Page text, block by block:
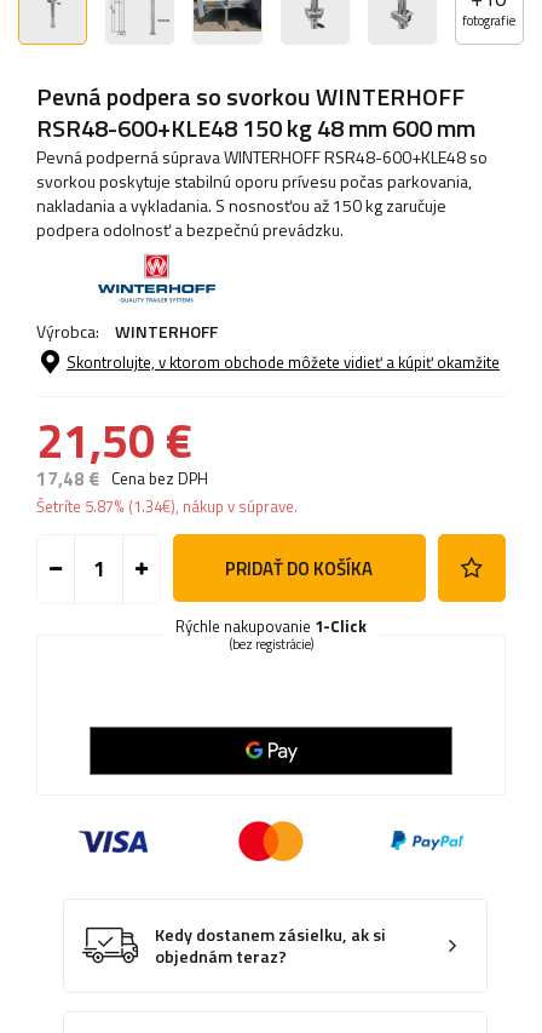
fotografie
Pevná podpera so svorkou WINTERHOFF
RSR48-600+KLE48 150 kg 48 mm 600 mm
Pevná podperná súprava WINTERHOFF RSR48-600+KLE48 so
svorkou poskytuje stabilnú oporu prívesu počas parkovania,
nakladania a vykladania. S nosnosťou až 150 kg zaručuje
podpera odolnosť a bezpečnú prevádzku.
Výrobca: WINTERHOFF
Skontrolujte, v ktorom obchode môžete vidieť a kúpiť okamžite
21,50 €
17,48 € Cena bez DPH
Šetríte 5.87% (1.34€), nákup v súprave.
PRIDAŤ DO KOŠÍKA
Rýchle nakupovanie 1-Click
(bez registrácie)
Kedy dostanem zásielku, ak si
objednám teraz?